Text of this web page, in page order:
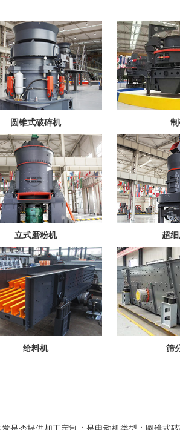
圆锥式破碎机
立式磨粉机 超
给料机 筛
是否提供加工定制：是电动机类型：圆锥式